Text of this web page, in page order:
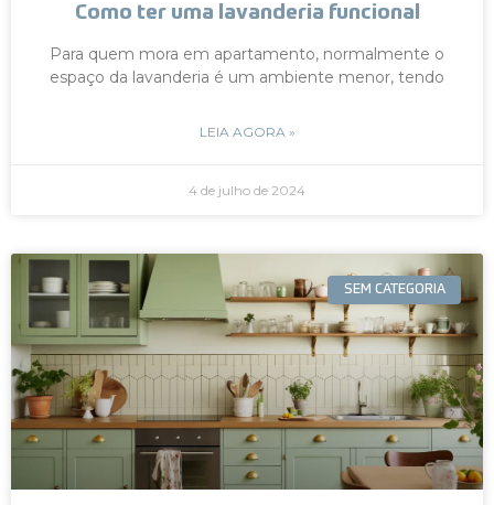
Como ter uma lavanderia funcional
Para quem mora em apartamento, normalmente o
espaço da lavanderia é um ambiente menor, tendo
LEIA AGORA »
4 de julho de 2024
SEM CATEGORIA